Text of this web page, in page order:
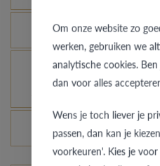
Quel avantage offre
Une bague en or,
plus brillante, c’est
Les prix des bagues
Om onze website zo
werken, gebruiken we
analytische cookies.
dan voor alles
Wens je toch liever je
passen, dan kan je
voorkeuren'. Kies je